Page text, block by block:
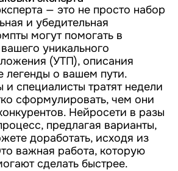
— это не просто набор
и убедительная
могут помогать в
уникального
(УТП), описания
легенды о вашем пути.
и специалисты тратят недели
сформулировать, чем они
Нейросети в разы
предлагая варианты,
доработать, исходя из
важная работа, которую
сделать быстрее.